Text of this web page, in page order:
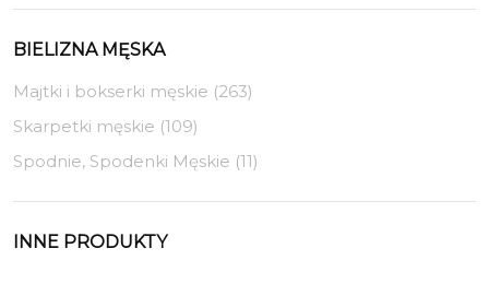
BIELIZNA MĘSKA
Majtki i bokserki męskie (263)
Skarpetki męskie (109)
Spodnie, Spodenki Męskie (11)
INNE PRODUKTY